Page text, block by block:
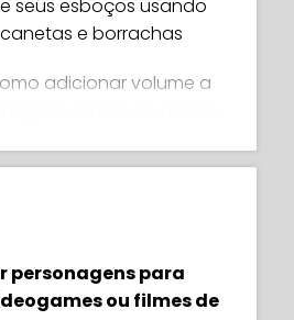
seus esboços usando
e borrachas
adicionar volume a
tendo em mente
desenhar estruturas
em diferentes estilos
personagens para
ou filmes de